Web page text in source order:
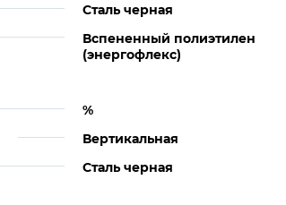
Сталь черная
Вспененный полиэтилен
(энергофлекс)
%
Вертикальная
Сталь черная